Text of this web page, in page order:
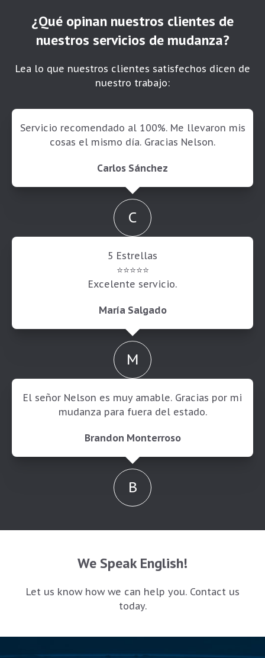
¿Qué opinan nuestros clientes de
nuestros servicios de mudanza?
Lea lo que nuestros clientes satisfechos dicen de
nuestro trabajo:
Servicio recomendado al 100%. Me llevaron mis
cosas el mismo día. Gracias Nelson.
Carlos Sánchez
C
5 Estrellas
⭐⭐⭐⭐⭐
Excelente servicio.
María Salgado
M
El señor Nelson es muy amable. Gracias por mi
mudanza para fuera del estado.
Brandon Monterroso
B
We Speak English!
Let us know how we can help you. Contact us
today.